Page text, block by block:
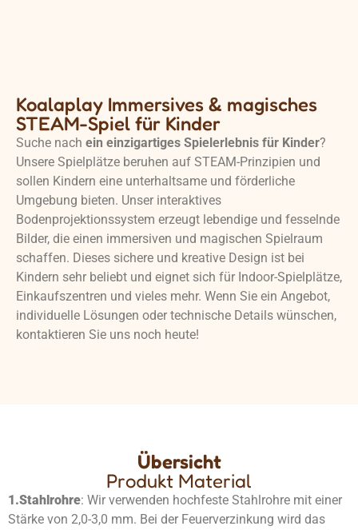
Koalaplay Immersives & magisches
STEAM-Spiel für Kinder
Suche nach ein einzigartiges Spielerlebnis für Kinder?
Unsere Spielplätze beruhen auf STEAM-Prinzipien und
sollen Kindern eine unterhaltsame und förderliche
Umgebung bieten. Unser interaktives
Bodenprojektionssystem erzeugt lebendige und fesselnde
Bilder, die einen immersiven und magischen Spielraum
schaffen. Dieses sichere und kreative Design ist bei
Kindern sehr beliebt und eignet sich für Indoor-Spielplätze,
Einkaufszentren und vieles mehr. Wenn Sie ein Angebot,
individuelle Lösungen oder technische Details wünschen,
kontaktieren Sie uns noch heute!
Übersicht
Produkt Material
1.Stahlrohre: Wir verwenden hochfeste Stahlrohre mit einer
Stärke von 2,0-3,0 mm. Bei der Feuerverzinkung wird das